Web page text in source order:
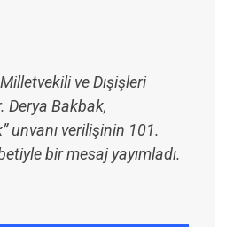
ve Dışişleri
Derya Bakbak,
unvanı verilişinin 101.
bir mesaj yayımladı.